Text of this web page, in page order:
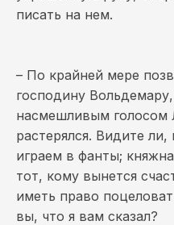
писать на нем.
– По крайней мере
господину
насмешливым голосом
растерялся. Видите
играем в фанты;
тот, кому вынется
иметь право
вы, что я вам сказал?